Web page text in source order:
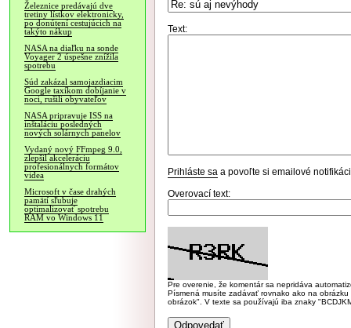
Železnice predávajú dve
tretiny lístkov elektronicky,
po donútení cestujúcich na
takýto nákup
NASA na diaľku na sonde
Voyager 2 úspešne znížila
spotrebu
Súd zakázal samojazdiacim
Google taxíkom dobíjanie v
noci, rušili obyvateľov
NASA pripravuje ISS na
inštaláciu posledných
nových solárnych panelov
Vydaný nový FFmpeg 9.0,
zlepšil akceleráciu
profesionálnych formátov
videa
Microsoft v čase drahých
pamätí sľubuje
optimalizovať spotrebu
RAM vo Windows 11
Text:
Prihláste sa a povoľte si emailové
Overovací text:
Pre overenie, že komentár sa nepridáva
Písmená musíte zadávať rovnako ako na
obrázok". V texte sa používajú iba znaky